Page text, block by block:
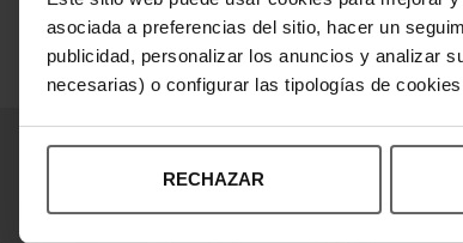
asociada a preferencias del sitio, hacer un
publicidad, personalizar los anuncios y analizar
necesarias) o configurar las tipologías de
RECHAZAR